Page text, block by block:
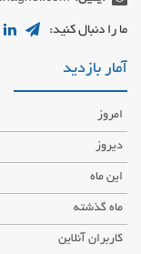
ما را دنبال کنید:
آمار بازدید
امروز
دیروز
این ماه
ماه گذشته
کاربران آنلاین